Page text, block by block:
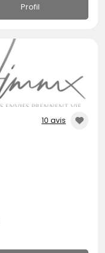
Profil
10 avis